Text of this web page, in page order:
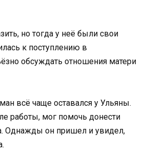
но тогда у неё были свои
к поступлению в
обсуждать отношения матери
всё чаще оставался у Ульяны.
работы, мог помочь донести
Однажды он пришел и увидел,